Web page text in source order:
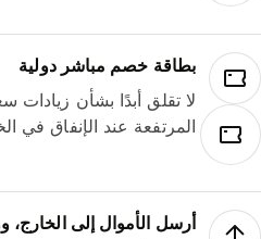
بطاقة خصم مباشر دولية
لا تقلق أبدًا بشأن زيادات
المرتفعة عند الإنفاق في
أرسل الأموال إلى الخارج،